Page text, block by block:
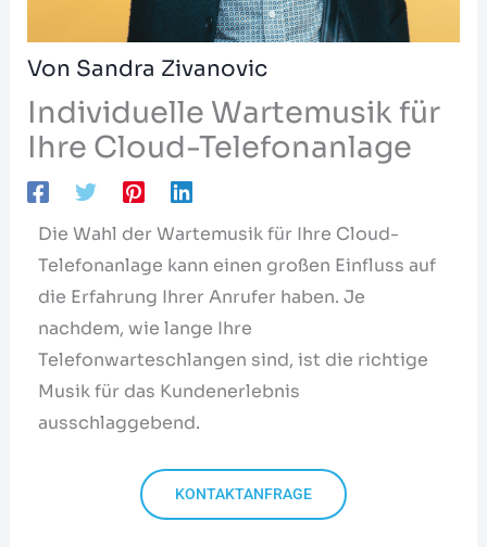
Von Sandra Zivanovic
Individuelle Wartemusik für
Ihre Cloud-Telefonanlage
Die Wahl der Wartemusik für Ihre Cloud-
Telefonanlage kann einen großen Einfluss auf
die Erfahrung Ihrer Anrufer haben. Je
nachdem, wie lange Ihre
Telefonwarteschlangen sind, ist die richtige
Musik für das Kundenerlebnis
ausschlaggebend.
KONTAKTANFRAGE